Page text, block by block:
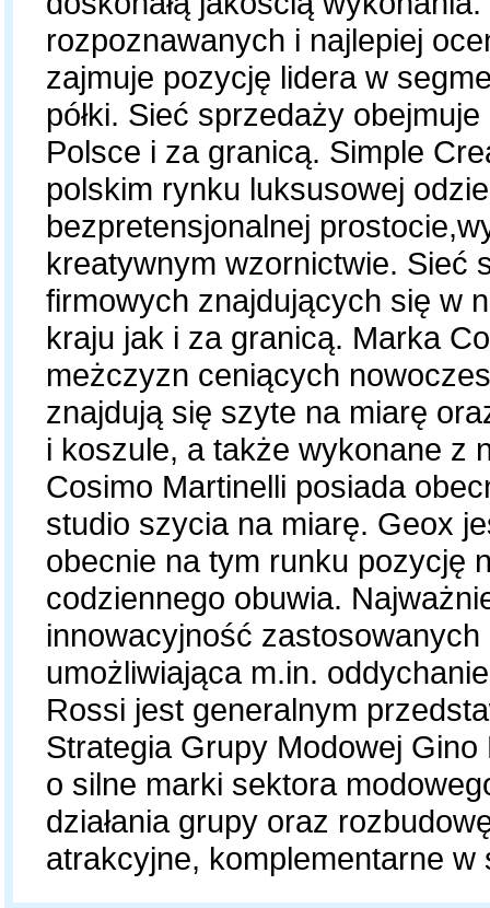
rozpoznawanych i najlepiej
zajmuje pozycję lidera w
półki. Sieć sprzedaży
Polsce i za granicą. Simple
polskim rynku luksusowej
bezpretensjonalnej
kreatywnym wzornictwie. Sieć
firmowych znajdujących się w
kraju jak i za granicą. Marka
meżczyzn ceniących
znajdują się szyte na miarę
i koszule, a także wykonane z
Cosimo Martinelli posiada
studio szycia na miarę. Geox
obecnie na tym runku pozycję
codziennego obuwia.
innowacyjność
umożliwiająca m.in.
Rossi jest generalnym
Strategia Grupy Modowej
o silne marki sektora
działania grupy oraz
atrakcyjne, komplementarne